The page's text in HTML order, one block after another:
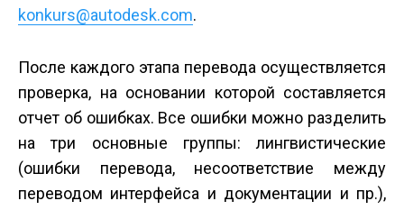
konkurs@autodesk.com.
После каждого этапа перевода осуществляется
проверка, на основании которой составляется
отчет об ошибках. Все ошибки можно разделить
на три основные группы: лингвистические
(ошибки перевода, несоответствие между
переводом интерфейса и документации и пр.),